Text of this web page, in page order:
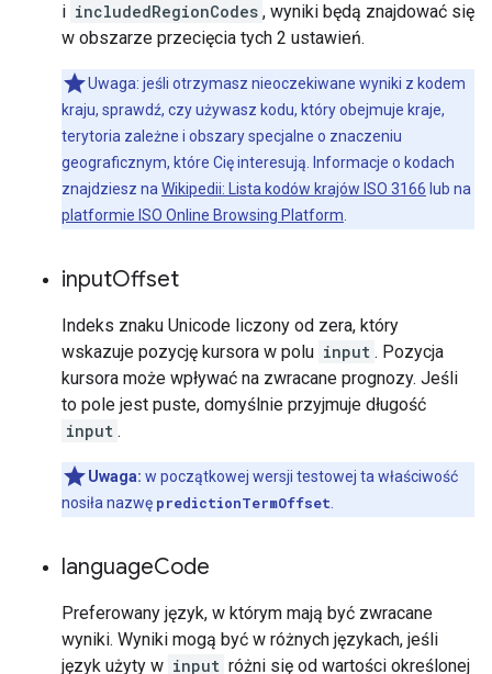
i includedRegionCodes , wyniki będą znajdować się
w obszarze przecięcia tych 2 ustawień.
Uwaga: jeśli otrzymasz nieoczekiwane wyniki z kodem
kraju, sprawdź, czy używasz kodu, który obejmuje kraje,
terytoria zależne i obszary specjalne o znaczeniu
geograficznym, które Cię interesują. Informacje o kodach
znajdziesz na Wikipedii: Lista kodów krajów ISO 3166 lub na
platformie ISO Online Browsing Platform
inputOffset
Indeks znaku Unicode liczony od zera, który
wskazuje pozycję kursora w polu input . Pozycja
kursora może wpływać na zwracane prognozy. Jeśli
to pole jest puste, domyślnie przyjmuje długość
input .
Uwaga: w początkowej wersji testowej ta właściwość
nosiła nazwę predictionTermOffset
languageCode
Preferowany język, w którym mają być zwracane
wyniki. Wyniki mogą być w różnych językach, jeśli
język użyty w input różni się od wartości określonej